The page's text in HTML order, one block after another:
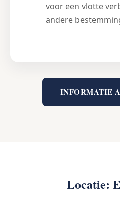
voor een vlotte
andere
INFORMATIE
Locatie: